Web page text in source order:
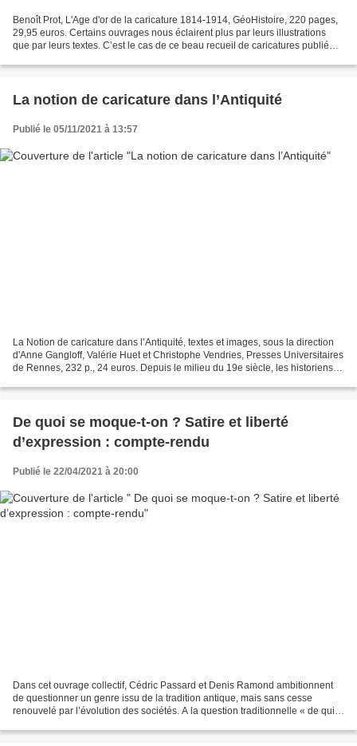
Benoît Prot, L'Age d'or de la caricature 1814-1914, GéoHistoire, 220 pages,
29,95 euros. Certains ouvrages nous éclairent plus par leurs illustrations
que par leurs textes. C’est le cas de ce beau recueil de caricatures publié
La notion de caricature dans l’Antiquité
Publié le 05/11/2021 à 13:57
La Notion de caricature dans l’Antiquité, textes et images, sous la direction
d'Anne Gangloff, Valérie Huet et Christophe Vendries, Presses Universitaires
de Rennes, 232 p., 24 euros. Depuis le milieu du 19e siècle, les historiens
De quoi se moque-t-on ? Satire et liberté
d’expression : compte-rendu
Publié le 22/04/2021 à 20:00
Dans cet ouvrage collectif, Cédric Passard et Denis Ramond ambitionnent
de questionner un genre issu de la tradition antique, mais sans cesse
renouvelé par l’évolution des sociétés. A la question traditionnelle « de qui